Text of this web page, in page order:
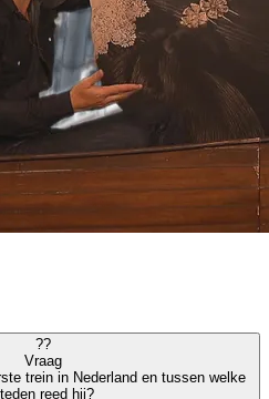
??
Vraag
trein in Nederland en tussen welke
reed hij?